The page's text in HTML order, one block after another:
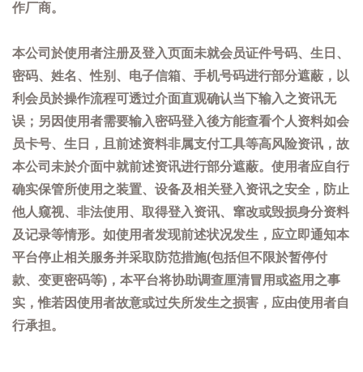
作厂商。
本公司於使用者注册及登入页面未就会员证件号码、生日、
密码、姓名、性别、电子信箱、手机号码进行部分遮蔽，以
利会员於操作流程可透过介面直观确认当下输入之资讯无
误；另因使用者需要输入密码登入後方能查看个人资料如会
员卡号、生日，且前述资料非属支付工具等高风险资讯，故
本公司未於介面中就前述资讯进行部分遮蔽。使用者应自行
确实保管所使用之装置、设备及相关登入资讯之安全，防止
他人窥视、非法使用、取得登入资讯、窜改或毁损身分资料
及记录等情形。如使用者发现前述状况发生，应立即通知本
平台停止相关服务并采取防范措施(包括但不限於暂停付
款、变更密码等)，本平台将协助调查厘清冒用或盗用之事
实，惟若因使用者故意或过失所发生之损害，应由使用者自
行承担。